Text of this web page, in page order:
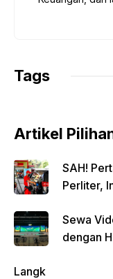
p
Tags
Artikel
SAH!
Perliter,
Sewa
dengan
Langk